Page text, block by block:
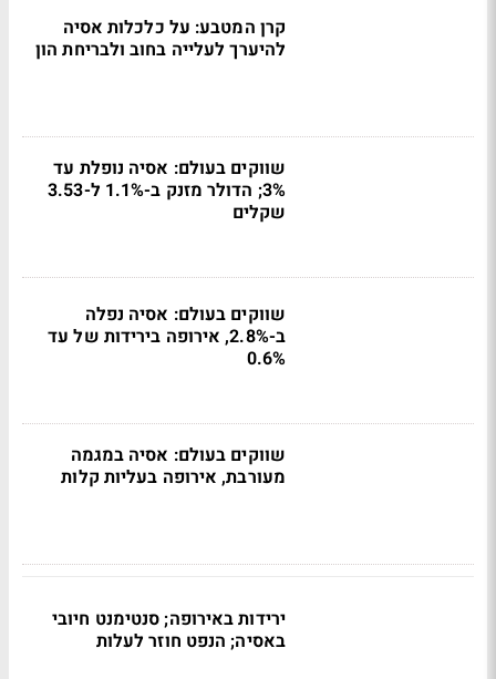
קרן המטבע: על כלכלות אסיה
להיערך לעלייה בחוב ולבריחת הון
שווקים בעולם: אסיה נופלת עד
3%; הדולר מזנק ב-1.1% ל-3.53
שקלים
שווקים בעולם: אסיה נפלה
ב-2.8%, אירופה בירידות של עד
0.6%
שווקים בעולם: אסיה במגמה
מעורבת, אירופה בעליות קלות
ירידות באירופה; סנטימנט חיובי
באסיה; הנפט חוזר לעלות